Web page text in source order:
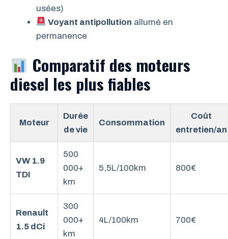
usées)
Voyant antipollution allumé en
permanence
Comparatif des moteurs
diesel les plus fiables
Moteur
Durée
de vie
Consommation
Coût
entretien/an
VW 1.9
TDI
500
000+
km
5,5L/100km 800€
Renault
1.5 dCi
300
000+
km
4L/100km 700€